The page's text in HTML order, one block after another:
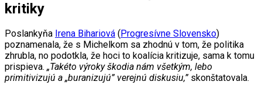
kritiky
Poslankyňa Irena Bihariová ( Progresívne Slovensko)
poznamenala, že s Michelkom sa zhodnú v tom, že politika
zhrubla, no podotkla, že hoci to koalícia kritizuje, sama k tomu
prispieva. „Takéto výroky škodia nám všetkým, lebo
primitivizujú a „buranizujú” verejnú diskusiu,”skonštatovala.